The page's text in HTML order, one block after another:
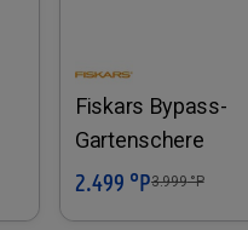
Fiskars Bypass-
Gartenschere
In den
2.499 °P3.999°P